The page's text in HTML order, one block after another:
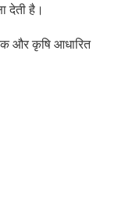
देती है।
और कृषि आधारित